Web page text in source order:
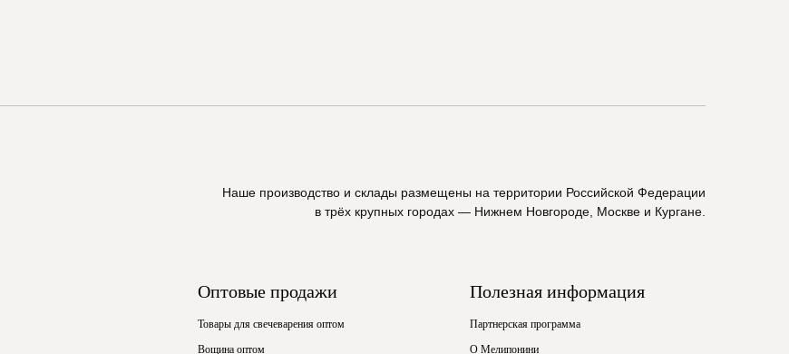
Наше производство и склады размещены на территории Российской Федерации
в трёх крупных городах — Нижнем Новгороде, Москве и Кургане.
Оптовые продажи
Товары для свечеварения оптом
Вощина оптом
Полезная информация
Партнерская программа
О Мелипонини